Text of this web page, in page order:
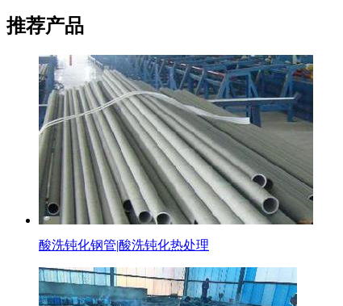
推荐产品
酸洗钝化钢管|酸洗钝化热处理